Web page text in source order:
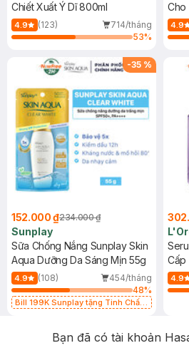
Chiết Xuất Ý Dĩ 800ml
4.9 (123)
714/tháng
53%
Cho
4.9
-35 %
152.000 ₫234.000 ₫
Sunplay
Sữa Chống Nắng Sunplay Skin
Aqua Dưỡng Da Sáng Mịn 55g
4.9 (108)
454/tháng
48%
Bill 199K Sunplay tặng Tinh Chất
Cấp
4.9
Bạn đã có tài khoản